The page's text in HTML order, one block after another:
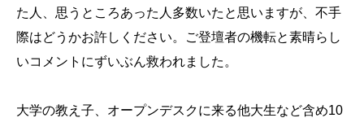
た人、思うところあった人多数いたと思いますが、不手
際はどうかお許しください。ご登壇者の機転と素晴らし
いコメントにずいぶん救われました。
大学の教え子、オープンデスクに来る他大生など含め10